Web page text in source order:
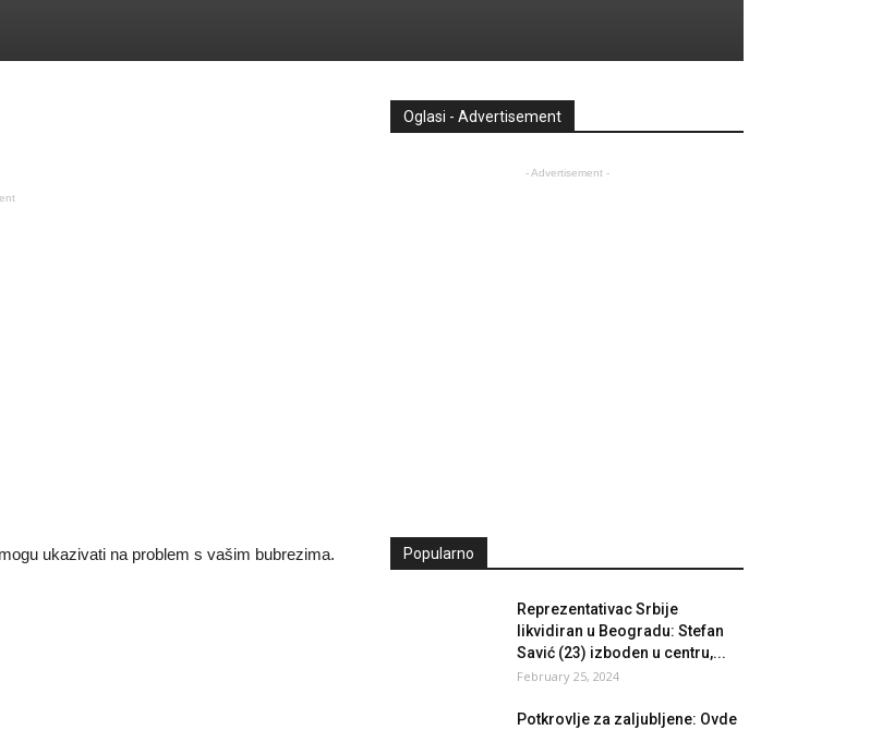
ukazivati ​​na problem s vašim bubrezima.
Oglasi - Advertisement
- Advertisement -
Popularno
Reprezentativac Srbije
likvidiran u Beogradu: Stefan
Savić (23) izboden u centru,...
February 25, 2024
Potkrovlje za zaljubljene: Ovde